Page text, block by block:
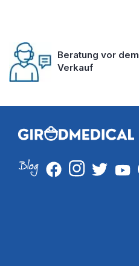
Beratung vor dem
Verkauf